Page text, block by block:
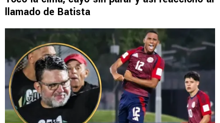
llamado de Batista